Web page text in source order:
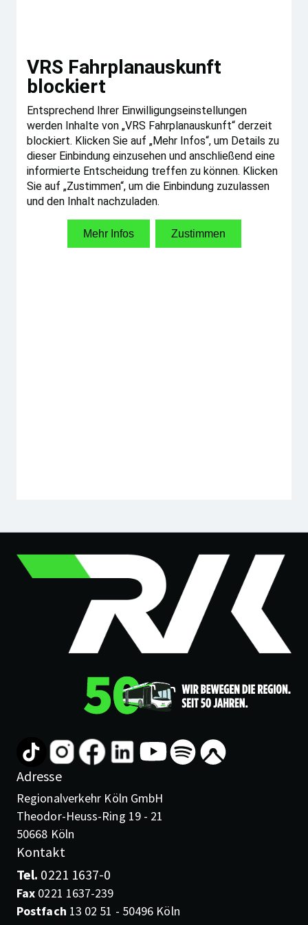
Adresse
Regionalverkehr Köln GmbH
Theodor-Heuss-Ring 19 - 21
50668 Köln
Kontakt
Tel. 0221 1637-0
Fax 0221 1637-239
Postfach 13 02 51 - 50496 Köln